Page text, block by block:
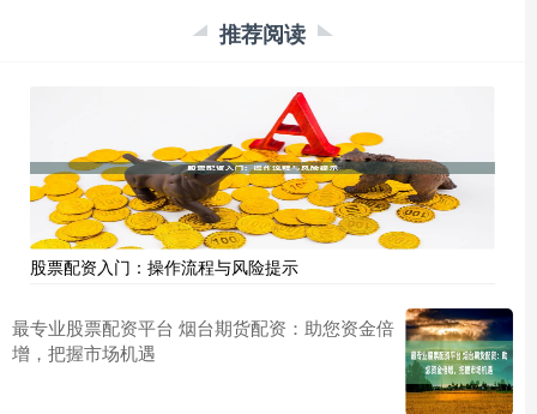
推荐阅读
股票配资入门：操作流程与风险提示
最专业股票配资平台 烟台期货配资：助您资金倍
增，把握市场机遇